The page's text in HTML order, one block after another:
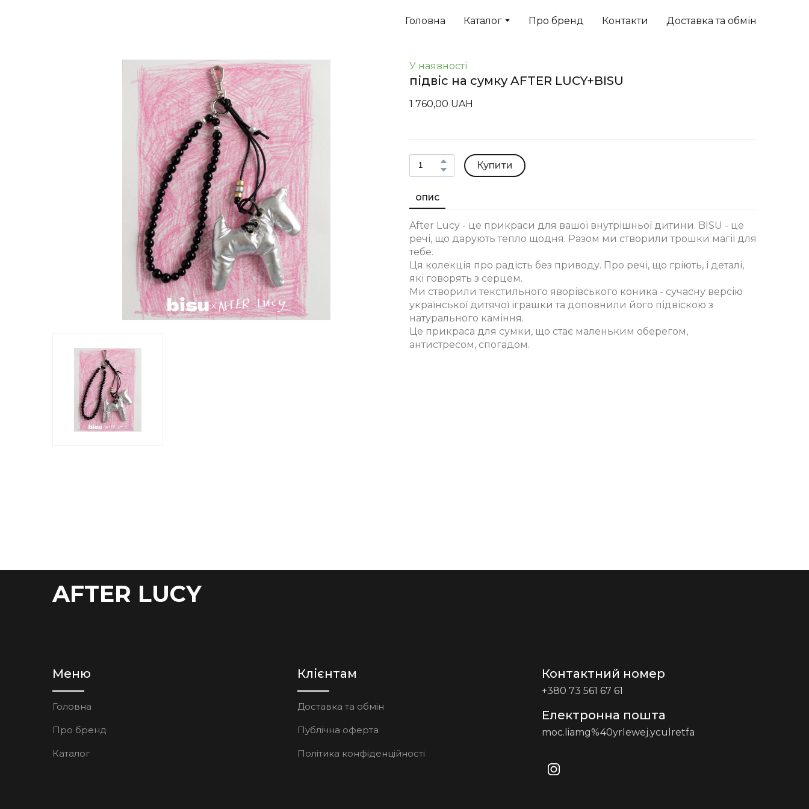
Головна Каталог Про бренд Контакти Доставка та обмін
У наявності
підвіс на сумку AFTER LUCY+BISU
1 760,00 UAH
Купити
ОПИС
After Lucy - це прикраси для вашої внутрішньої дитини. BISU - це
речі, що дарують тепло щодня. Разом ми створили трошки магії для
тебе.
Ця колекція про радість без приводу. Про речі, що гріють, і деталі,
які говорять з серцем.
Ми створили текстильного яворівського коника - сучасну версію
української дитячої іграшки та доповнили його підвіскою з
натурального каміння.
Це прикраса для сумки, що стає маленьким оберегом,
антистресом, спогадом.
AFTER LUCY
Меню
Головна
Про бренд
Каталог
Клієнтам
Доставка та обмін
Публічна оферта
Політика конфіденційності
Контактний номер
+380 73 561 67 61
Електронна пошта
moc.liamg%40yrlewej.yculretfa